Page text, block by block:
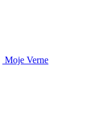
Moje Verne